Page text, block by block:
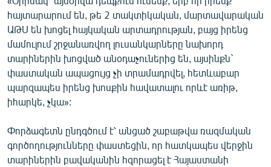
հայտարարում են, թե 2 տակտիկական, մարտավարական
ԱԹՍ են խոցել հայկական արտադրության, բայց իրենց
մամուլում շրջանառվող լուսանկարները նախորդ
տարիներին խոցված անօդաչուներից են, այսինքն`
փաստական ապացույց չի տրամադրվել, հետևաբար
պարզապես իրենց խոսքին հավատալու որևէ առիթ,
իհարկե, չկա»:
Փորձագետն ընդգծում է՝ անցած շաբաթվա ռազմական
գործողությունները փաստեցին, որ հատկապես վերջին
տարիներին բավականին հզորացել է Հայաստանի